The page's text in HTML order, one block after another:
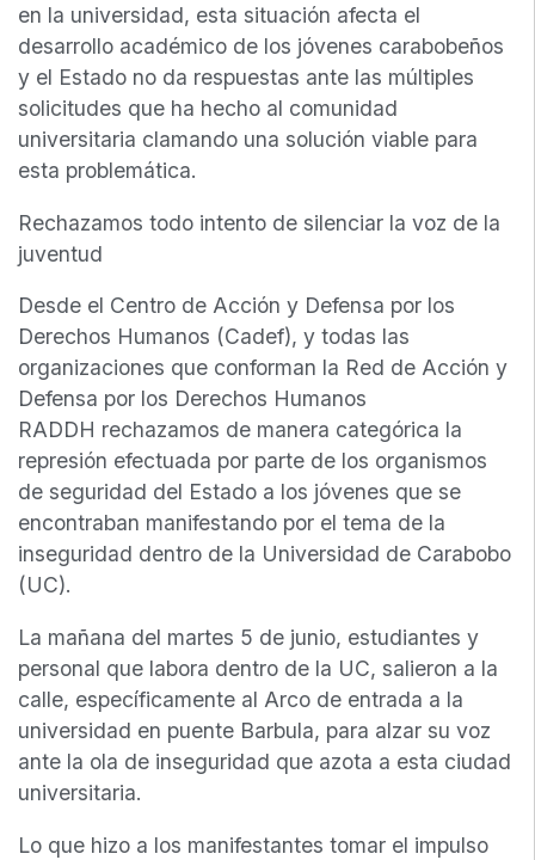
en la universidad, esta situación afecta el
desarrollo académico de los jóvenes carabobeños
y el Estado no da respuestas ante las múltiples
solicitudes que ha hecho al comunidad
universitaria clamando una solución viable para
esta problemática.
Rechazamos todo intento de silenciar la voz de la
juventud
Desde el Centro de Acción y Defensa por los
Derechos Humanos (Cadef), y todas las
organizaciones que conforman la Red de Acción y
Defensa por los Derechos Humanos
RADDH rechazamos de manera categórica la
represión efectuada por parte de los organismos
de seguridad del Estado a los jóvenes que se
encontraban manifestando por el tema de la
inseguridad dentro de la Universidad de Carabobo
(UC).
La mañana del martes 5 de junio, estudiantes y
personal que labora dentro de la UC, salieron a la
calle, específicamente al Arco de entrada a la
universidad en puente Barbula, para alzar su voz
ante la ola de inseguridad que azota a esta ciudad
universitaria.
Lo que hizo a los manifestantes tomar el impulso